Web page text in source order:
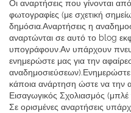
Οι αναρτήσεις που γίνονται
φωτογραφίες (με σχετική
δημόσια.Αναρτήσεις η
αναρτώνται σε αυτό το blog
υπογράφουν.Αν υπάρχουν
ενημερώστε μας για την
κάποια ανάρτηση ώστε να την
Εισαγωγικός Σχολιασμός
Σε ορισμένες αναρτήσεις